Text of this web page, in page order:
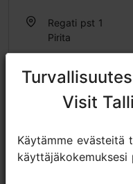
Regati pst 1
Pirita
Visit
Käytämme evästeitä
käyttäjäkokemuksesi
Visit
Käytämme evästeitä
käyttäjäkokemuksesi